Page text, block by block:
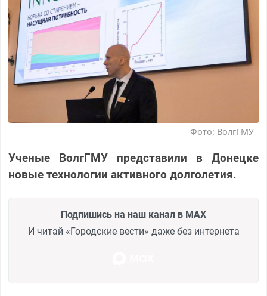
Фото: ВолгГМУ
Ученые ВолгГМУ представили в Донецке
новые технологии активного долголетия.
Подпишись на наш канал в MAX
И читай «Городские вести» даже без интернета